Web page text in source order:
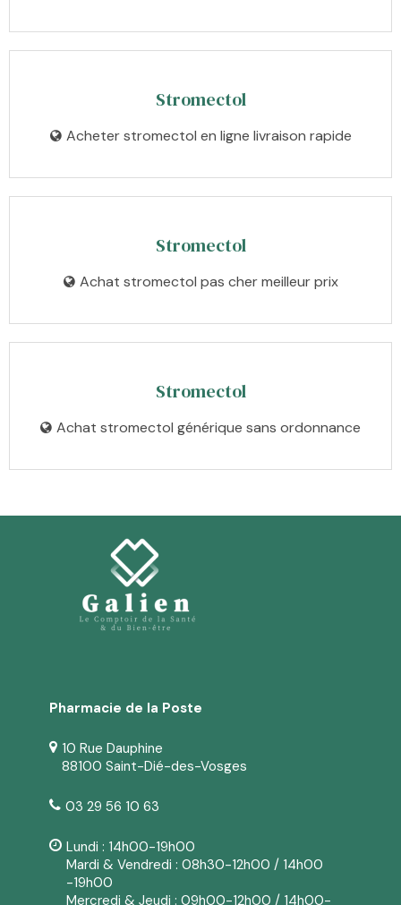
Stromectol
Acheter stromectol en ligne livraison rapide
Stromectol
Achat stromectol pas cher meilleur prix
Stromectol
Achat stromectol générique sans ordonnance
Pharmacie de la Poste
10 Rue Dauphine
88100 Saint-Dié-des-Vosges
03 29 56 10 63
Lundi : 14h00-19h00
Mardi & Vendredi : 08h30-12h00 / 14h00
-19h00
Mercredi & Jeudi : 09h00-12h00 / 14h00-